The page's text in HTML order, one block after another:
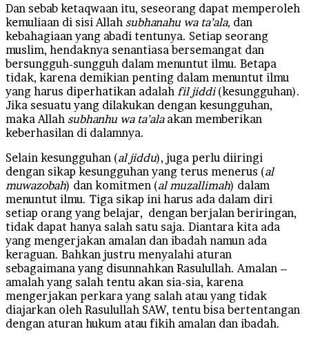
Dan sebab ketaqwaan itu, seseorang dapat memperoleh
kemuliaan di sisi Allah subhanahu wa ta’ala, dan
kebahagiaan yang abadi tentunya. Setiap seorang
muslim, hendaknya senantiasa bersemangat dan
bersungguh-sungguh dalam menuntut ilmu. Betapa
tidak, karena demikian penting dalam menuntut ilmu
yang harus diperhatikan adalah fil jiddi (kesungguhan).
Jika sesuatu yang dilakukan dengan kesungguhan,
maka Allah subhanhu wa ta’ala akan memberikan
keberhasilan di dalamnya.
Selain kesungguhan (al jiddu), juga perlu diiringi
dengan sikap kesungguhan yang terus menerus (al
muwazobah) dan komitmen (al muzallimah) dalam
menuntut ilmu. Tiga sikap ini harus ada dalam diri
setiap orang yang belajar, dengan berjalan beriringan,
tidak dapat hanya salah satu saja. Diantara kita ada
yang mengerjakan amalan dan ibadah namun ada
keraguan. Bahkan justru menyalahi aturan
sebagaimana yang disunnahkan Rasulullah. Amalan –
amalah yang salah tentu akan sia-sia, karena
mengerjakan perkara yang salah atau yang tidak
diajarkan oleh Rasulullah SAW, tentu bisa bertentangan
dengan aturan hukum atau fikih amalan dan ibadah.